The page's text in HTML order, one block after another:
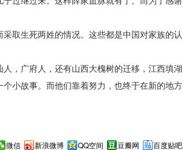
取生死两姓的情况。这些都是中国对家族的认
，广府人，还有山西大槐树的迁移，江西填湖
小故事。而他们靠着努力，也终于在新的地方
微信 新浪微博 QQ空间 豆瓣网 百度贴吧